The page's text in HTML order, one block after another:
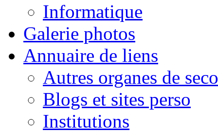
Informatique
Galerie photos
Annuaire de liens
Autres organes de
Blogs et sites perso
Institutions